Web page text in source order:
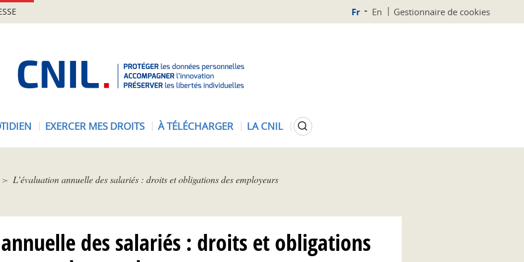
Fr En Gestionnaire de cookies
N
EXERCER MES DROITS À TÉLÉCHARGER LA CNIL Rechercher
L’évaluation annuelle des salariés : droits et obligations des employeurs
des salariés : droits et obligations